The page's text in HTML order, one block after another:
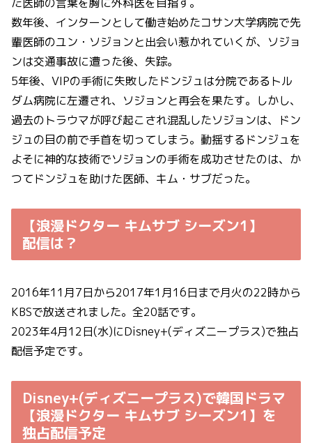
数年後、インターンとして働き始めたコサン大学病院で先
輩医師のユン・ソジョンと出会い惹かれていくが、ソジョ
ンは交通事故に遭った後、失踪。
5年後、VIPの手術に失敗したドンジュは分院であるトル
ダム病院に左遷され、ソジョンと再会を果たす。しかし、
過去のトラウマが呼び起こされ混乱したソジョンは、ドン
ジュの目の前で手首を切ってしまう。動揺するドンジュを
よそに神的な技術でソジョンの手術を成功させたのは、か
つてドンジュを助けた医師、キム・サブだった。
【浪漫ドクター キムサブ シーズン1】
配信は？
2016年11月7日から2017年1月16日まで月火の22時から
KBSで放送されました。全20話です。
2023年4月12日(水)にDisney+(ディズニープラス)で独占
配信予定です。
Disney+(ディズニープラス)で韓国ドラマ
【浪漫ドクター キムサブ シーズン1】を
独占配信予定